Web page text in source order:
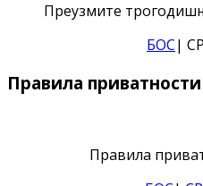
Преузмите
БОС|
Правила приватности
Правила